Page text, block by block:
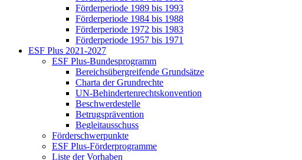
För­der­pe­ri­ode 1989 bis 1993
För­der­pe­ri­ode 1984 bis 1988
För­der­pe­ri­ode 1972 bis 1983
För­der­pe­ri­ode 1957 bis 1971
ESF Plus 2021-2027
ESF Plus-Bun­des­pro­gramm
Be­reichs­über­grei­fen­de Grund­sät­ze
Char­ta der Grund­rech­te
UN-Be­hin­der­ten­rechts­kon­ven­ti­on
Be­schwer­de­stel­le
Be­trugs­prä­ven­ti­on
Be­glei­taus­schuss
För­der­schwer­punk­te
ESF Plus-För­der­pro­gram­me
Lis­te der Vor­ha­ben